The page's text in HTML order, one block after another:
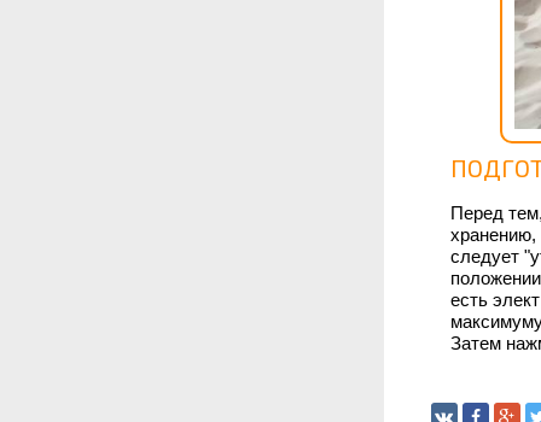
Перед
хранению,
следует
есть
Затем